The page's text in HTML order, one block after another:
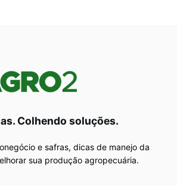
Colhendo soluções.
e safras, dicas de manejo da
sua produção agropecuária.